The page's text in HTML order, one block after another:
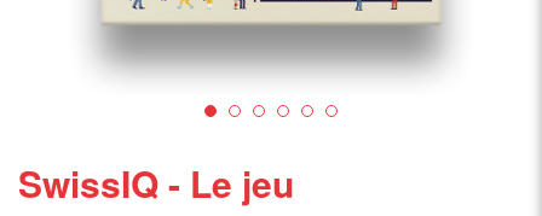
SwissIQ - Le jeu